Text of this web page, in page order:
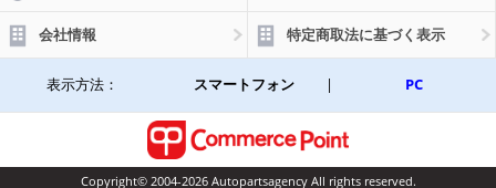
会社情報 特定商取法に基づく表示
表示方法： スマートフォン | PC
Copyright© 2004-2026 Autopartsagency All rights reserved.